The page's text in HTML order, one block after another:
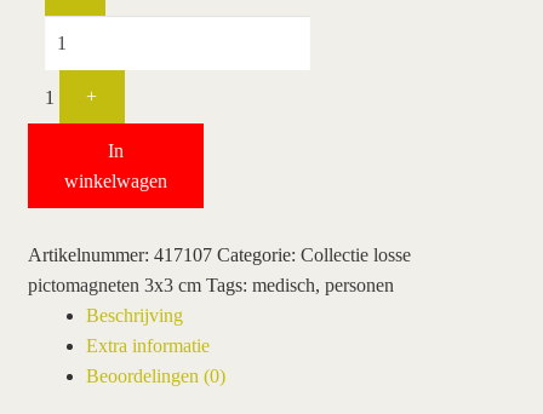
wie wij zijn / contact
1 +
In
winkelwagen
Artikelnummer: 417107 Categorie: Collectie losse
pictomagneten 3x3 cm Tags: medisch, personen
Beschrijving
Extra informatie
Beoordelingen (0)